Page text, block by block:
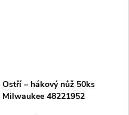
Ostří – hákový nůž 50ks
Milwaukee 48221952